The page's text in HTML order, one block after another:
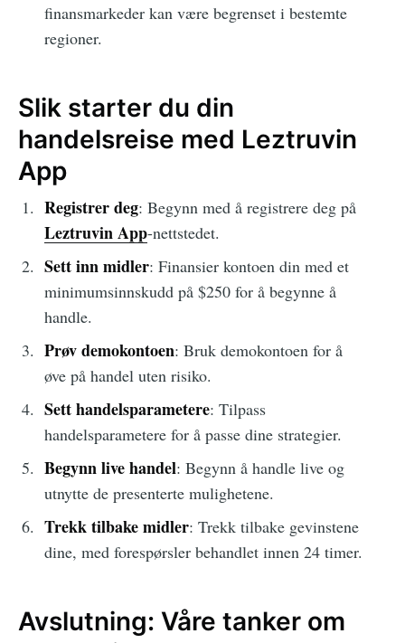
finansmarkeder kan være begrenset i bestemte
regioner.
Slik starter du din
handelsreise med Leztruvin
App
Registrer deg: Begynn med å registrere deg på
Leztruvin App-nettstedet.
Sett inn midler: Finansier kontoen din med et
minimumsinnskudd på $250 for å begynne å
handle.
Prøv demokontoen: Bruk demokontoen for å
øve på handel uten risiko.
Sett handelsparametere: Tilpass
handelsparametere for å passe dine strategier.
Begynn live handel: Begynn å handle live og
utnytte de presenterte mulighetene.
Trekk tilbake midler: Trekk tilbake gevinstene
dine, med forespørsler behandlet innen 24 timer.
Avslutning: Våre tanker om